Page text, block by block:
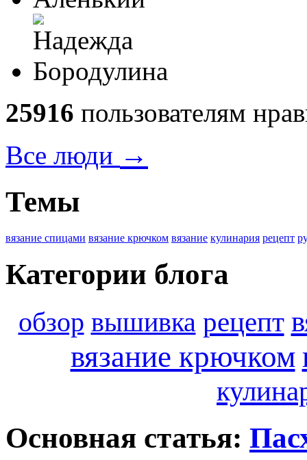
25916 пользователям
Все люди →
Темы
вязание спицами вязание крючком вязание кулинария рецепт
Категории блога
обзор вышивка рецепт
вязание крючком
Основная статья: